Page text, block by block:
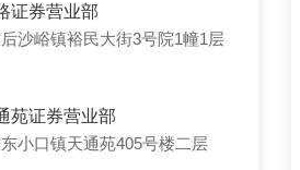
证券营业部
沙峪镇裕民大街3号院1幢1层
苑证券营业部
小口镇天通苑405号楼二层